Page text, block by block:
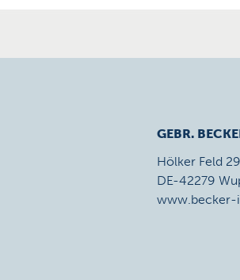
GEBR.
Hölker Feld
DE-42279
www.becker-